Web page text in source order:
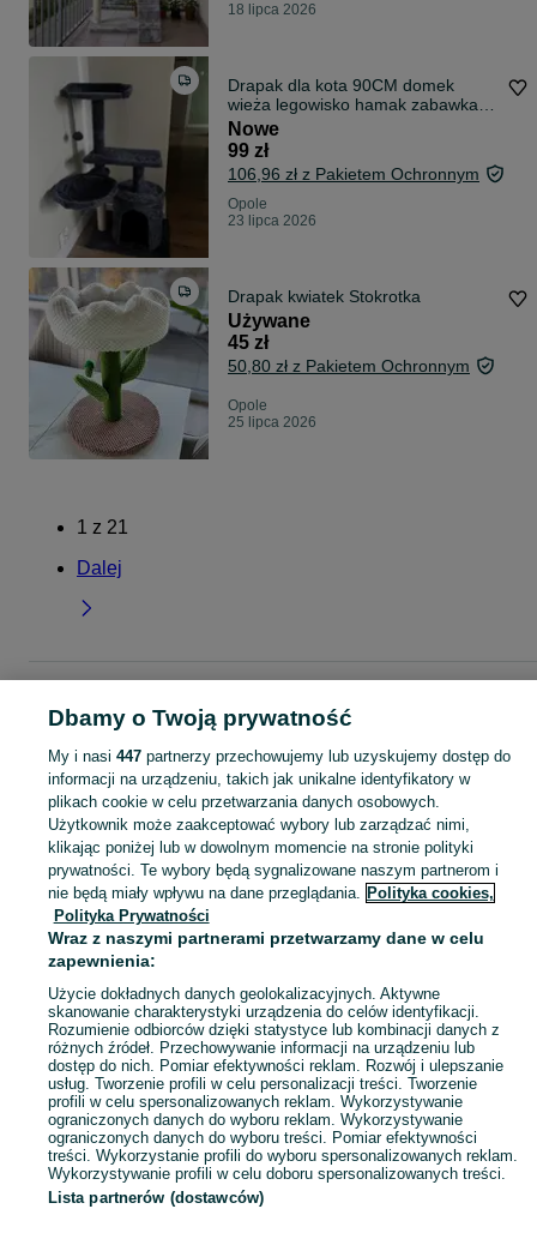
18 lipca 2026
Drapak dla kota 90CM domek
wieża legowisko hamak zabawka
słupek budka
Nowe
99 zł
106,96 zł z Pakietem Ochronnym
Opole
23 lipca 2026
Drapak kwiatek Stokrotka
Używane
45 zł
50,80 zł z Pakietem Ochronnym
Opole
25 lipca 2026
1 z 21
Dalej
Drapaki
Drapaki - Opolskie Drapaki - Opole
KATEGORIA
Zobacz
Mapa kategorii
Mapa miejscowości
Mapa ministron
Popularne wyszukiwania
Dbamy o Twoją prywatność
My i nasi 447partnerzy przechowujemy lub uzyskujemy dostęp do
informacji na urządzeniu, takich jak unikalne identyfikatory w
plikach cookie w celu przetwarzania danych osobowych.
Użytkownik może zaakceptować wybory lub zarządzać nimi,
klikając poniżej lub w dowolnym momencie na stronie polityki
prywatności. Te wybory będą sygnalizowane naszym partnerom i
nie będą miały wpływu na dane przeglądania. Polityka cookies,
Polityka Prywatności
Wraz z naszymi partnerami przetwarzamy dane w celu
zapewnienia:
Użycie dokładnych danych geolokalizacyjnych. Aktywne
skanowanie charakterystyki urządzenia do celów identyfikacji.
Rozumienie odbiorców dzięki statystyce lub kombinacji danych z
różnych źródeł. Przechowywanie informacji na urządzeniu lub
dostęp do nich. Pomiar efektywności reklam. Rozwój i ulepszanie
usług. Tworzenie profili w celu personalizacji treści. Tworzenie
profili w celu spersonalizowanych reklam. Wykorzystywanie
ograniczonych danych do wyboru reklam. Wykorzystywanie
ograniczonych danych do wyboru treści. Pomiar efektywności
treści. Wykorzystanie profili do wyboru spersonalizowanych reklam.
Wykorzystywanie profili w celu doboru spersonalizowanych treści.
Lista partnerów (dostawców)